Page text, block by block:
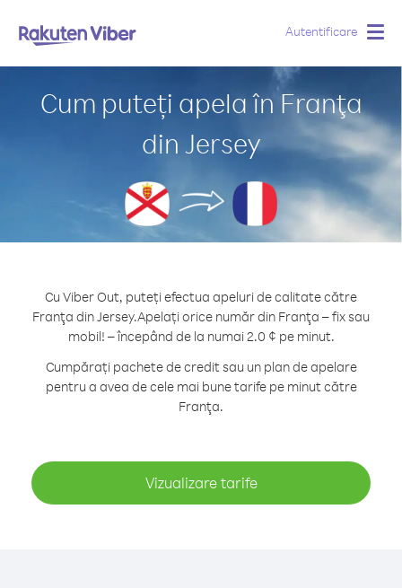
Autentificare
Cum puteți apela în Franţa
din Jersey
Cu Viber Out, puteți efectua apeluri de calitate către
Franţa din Jersey.Apelați orice număr din Franţa – fix sau
mobil! – începând de la numai 2.0 ¢ pe minut.
Cumpărați pachete de credit sau un plan de apelare
pentru a avea de cele mai bune tarife pe minut către
Franţa.
Vizualizare tarife